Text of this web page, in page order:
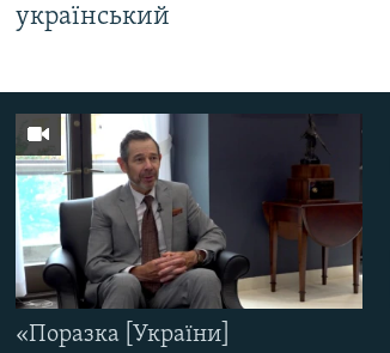
український
«Поразка [України]